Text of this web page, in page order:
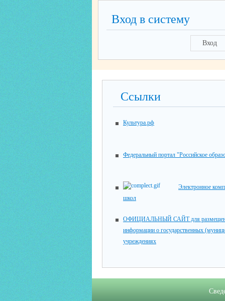
Вход в систему
Вход
Ссылки
Культура.рф
Федеральный портал "Российское
Электронное
школ
ОФИЦИАЛЬНЫЙ САЙТ для
информации о государственных
учреждениях